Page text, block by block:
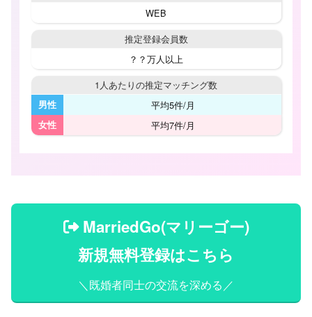
WEB
推定登録会員数
？？万人以上
1人あたりの推定マッチング数
男性 平均5件/月
女性 平均7件/月
MarriedGo(マリーゴー)
新規無料登録はこちら
＼既婚者同士の交流を深める／